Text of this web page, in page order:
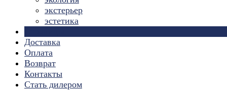
экстерьер
эстетика
Доставка
Оплата
Возврат
Контакты
Стать дилером